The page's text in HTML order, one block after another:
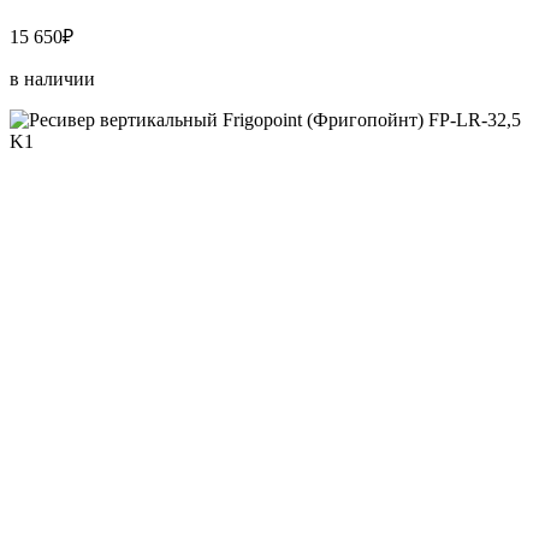
15 650₽
в наличии